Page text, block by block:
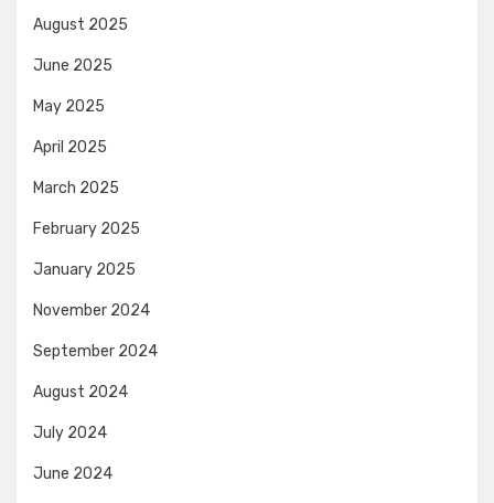
August 2025
June 2025
May 2025
April 2025
March 2025
February 2025
January 2025
November 2024
September 2024
August 2024
July 2024
June 2024